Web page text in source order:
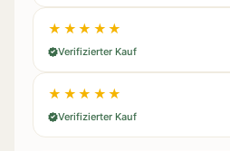
★★★★★
Verifizierter Kauf
★★★★★
Verifizierter Kauf